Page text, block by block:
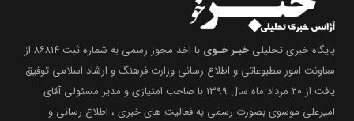
پایگاه خبری تحلیلی خبـر خـوی
با اخذ مجوز رسمی به شماره ثبت ۸۶۸۱۴ از
معاونت امور مطبوعاتی و اطلاع رسانی وزارت فرهنگ و ارشاد اسلامی توفیق
یافت از ۲۰ مرداد ماه سال ۱۳۹۹ با صاحب امتیازی و مدیر مسئولی آقای
امیرعلی موسوی بصورت رسمی به فعالیت های خبری ، اطلاع رسانی و